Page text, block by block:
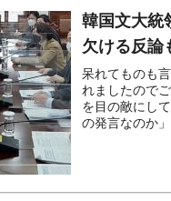
韓国文大統
欠ける反論
呆れてものも
れましたので
を目の敵にし
の発言なのか